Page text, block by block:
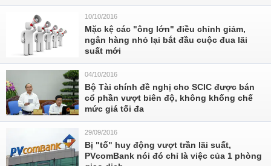
10/10/2016
Mặc kệ các "ông lớn" điều chỉnh giảm,
ngân hàng nhỏ lại bắt đầu cuộc đua lãi
suất mới
04/10/2016
Bộ Tài chính đề nghị cho SCIC được bán
cổ phần vượt biên độ, không khống chế
mức giá tối đa
29/09/2016
Bị "tố" huy động vượt trần lãi suất,
PVcomBank nói đó chỉ là việc của 1 phòng